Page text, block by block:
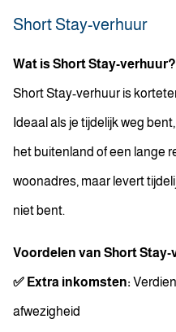
Short Stay-verhuur
Wat is Short Stay-verhuur?
Short Stay-verhuur is
Ideaal als je tijdelijk weg
het buitenland of een lange
woonadres, maar levert
niet bent.
Voordelen van Short Stay-
✅ Extra inkomsten:
afwezigheid